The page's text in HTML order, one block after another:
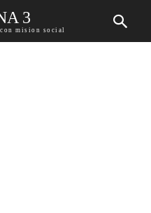
3
mision social